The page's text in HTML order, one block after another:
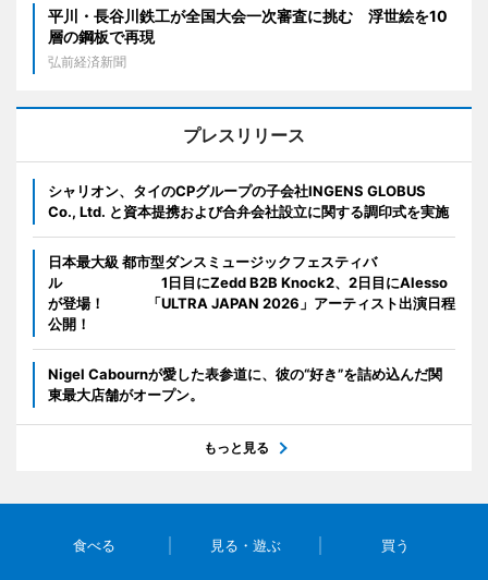
平川・長谷川鉄工が全国大会一次審査に挑む 浮世絵を10
層の鋼板で再現
弘前経済新聞
プレスリリース
シャリオン、タイのCPグループの子会社INGENS GLOBUS
Co., Ltd. と資本提携および合弁会社設立に関する調印式を実施
日本最大級 都市型ダンスミュージックフェスティバ
ル 1日目にZedd B2B Knock2、2日目にAlesso
が登場！ 「ULTRA JAPAN 2026」アーティスト出演日程
公開！
Nigel Cabournが愛した表参道に、彼の“好き”を詰め込んだ関
東最大店舗がオープン。
もっと見る
食べる 見る・遊ぶ 買う